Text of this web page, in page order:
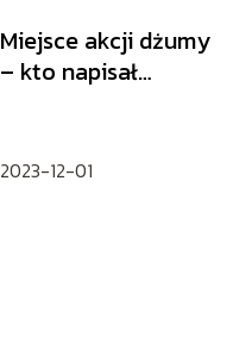
Miejsce akcji dżumy
– kto napisał
2023-12-01